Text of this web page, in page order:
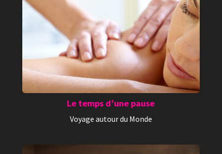
Le temps d’une pause
Voyage autour du Monde